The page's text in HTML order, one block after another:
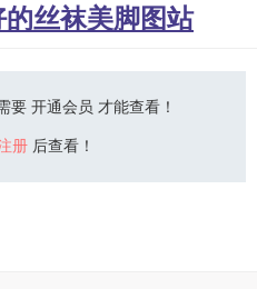
丝袜美脚图站
要 开通会员 才能查看！
册 后查看！